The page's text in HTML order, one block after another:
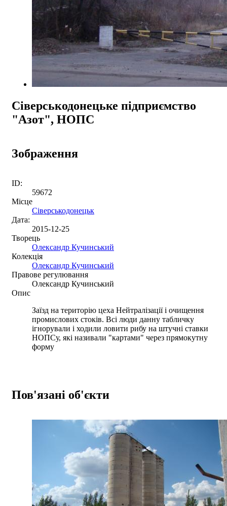
Сіверськодонецьке підприємство
"Азот", НОПС
Зображення
ID:
59672
Місце
Сіверськодонецьк
Дата:
2015-12-25
Творець
Олександр Кучинський
Колекція
Олександр Кучинський
Правове регулювання
Олександр Кучинський
Опис
Заїзд на територію цеха Нейтралізації і очищення
промислових стоків. Всі люди данну табличку
ігнорували і ходили ловити рибу на штучні ставки
НОПСу, які називали "картами" через прямокутну
форму
Пов'язані об'єкти